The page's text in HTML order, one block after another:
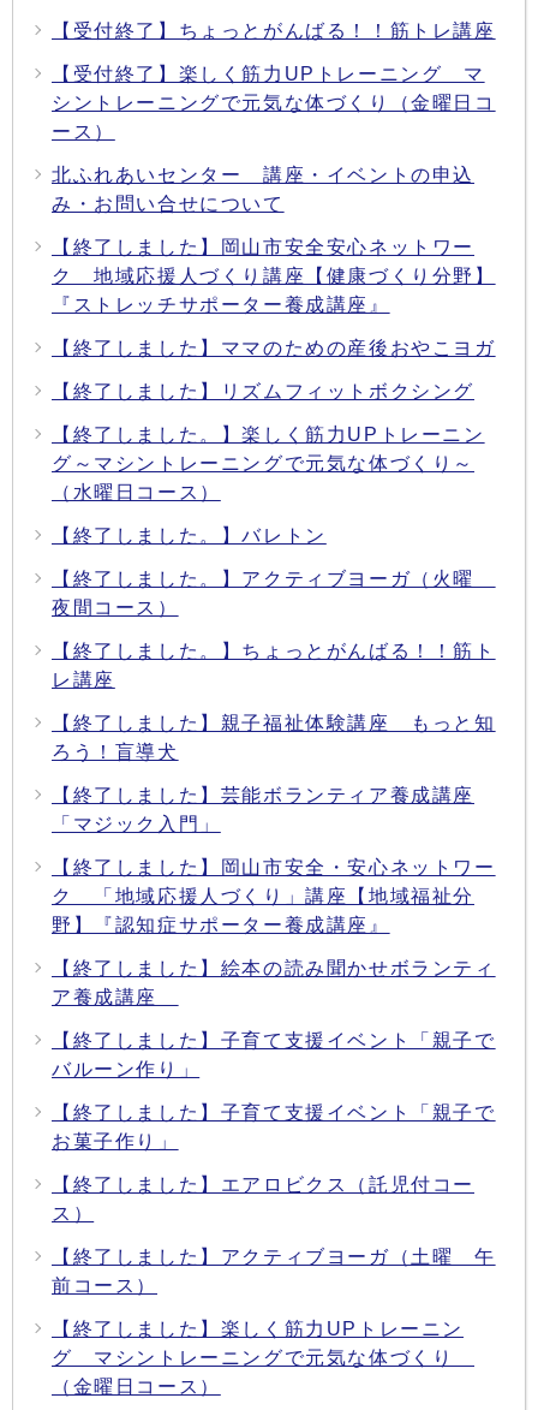
【受付終了】ちょっとがんばる！！筋トレ講座
【受付終了】楽しく筋力UPトレーニング マ
シントレーニングで元気な体づくり（金曜日コ
ース）
北ふれあいセンター 講座・イベントの申込
み・お問い合せについて
【終了しました】岡山市安全安心ネットワー
ク 地域応援人づくり講座【健康づくり分野】
『ストレッチサポーター養成講座』
【終了しました】ママのための産後おやこヨガ
【終了しました】リズムフィットボクシング
【終了しました。】楽しく筋力UPトレーニン
グ～マシントレーニングで元気な体づくり～
（水曜日コース）
【終了しました。】バレトン
【終了しました。】アクティブヨーガ（火曜
夜間コース）
【終了しました。】ちょっとがんばる！！筋ト
レ講座
【終了しました】親子福祉体験講座 もっと知
ろう！盲導犬
【終了しました】芸能ボランティア養成講座
「マジック入門」
【終了しました】岡山市安全・安心ネットワー
ク 「地域応援人づくり」講座【地域福祉分
野】『認知症サポーター養成講座』
【終了しました】絵本の読み聞かせボランティ
ア養成講座
【終了しました】子育て支援イベント「親子で
バルーン作り」
【終了しました】子育て支援イベント「親子で
お菓子作り」
【終了しました】エアロビクス（託児付コー
ス）
【終了しました】アクティブヨーガ（土曜 午
前コース）
【終了しました】楽しく筋力UPトレーニン
グ マシントレーニングで元気な体づくり
（金曜日コース）